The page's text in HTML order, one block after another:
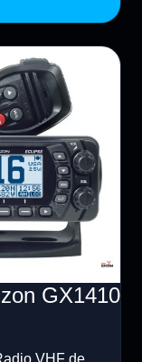
GX1410
VHF de